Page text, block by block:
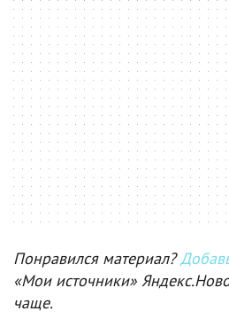
Понравился материал?
«Мои источники»
чаще.